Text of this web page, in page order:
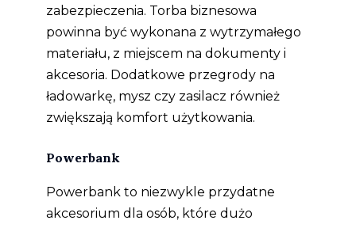
zabezpieczenia. Torba biznesowa
powinna być wykonana z wytrzymałego
materiału, z miejscem na dokumenty i
akcesoria. Dodatkowe przegrody na
ładowarkę, mysz czy zasilacz również
zwiększają komfort użytkowania.
Powerbank
Powerbank to niezwykle przydatne
akcesorium dla osób, które dużo